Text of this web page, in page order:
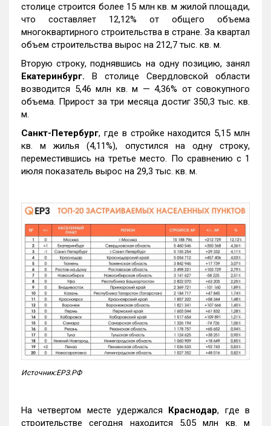
столице строится более 15 млн кв. м жилой площади,
что составляет 12,12% от общего объема
многоквартирного строительства в стране. За квартал
объем строительства вырос на 212,7 тыс. кв. м.
Вторую строку, поднявшись на одну позицию, занял
Екатеринбург. В столице Свердловской области
возводится 5,46 млн кв. м — 4,36% от совокупного
объема. Прирост за три месяца достиг 350,3 тыс. кв.
м.
Санкт-Петербург, где в стройке находится 5,15 млн
кв. м жилья (4,11%), опустился на одну строку,
переместившись на третье место. По сравнению с 1
июля показатель вырос на 29,3 тыс. кв. м.
Источник:ЕРЗ.РФ
На четвертом месте удержался Краснодар, где в
строительстве сегодня находится 5,05 млн кв. м